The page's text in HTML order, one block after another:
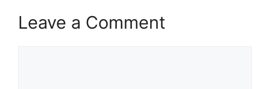
Leave a Comment